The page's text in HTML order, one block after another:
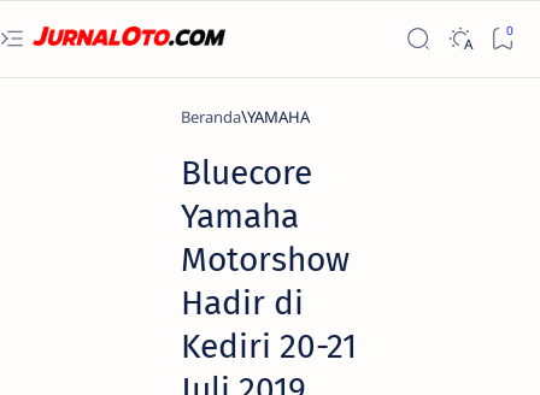
Beranda YAMAHA
Bluecore
Yamaha
Motorshow
Hadir di
Kediri 20-21